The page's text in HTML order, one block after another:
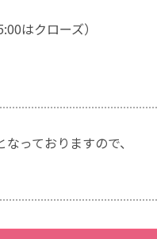
はクローズ）
っておりますので、